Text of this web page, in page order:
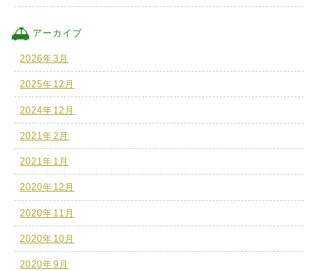
アーカイブ
2026年3月
2025年12月
2024年12月
2021年2月
2021年1月
2020年12月
2020年11月
2020年10月
2020年9月